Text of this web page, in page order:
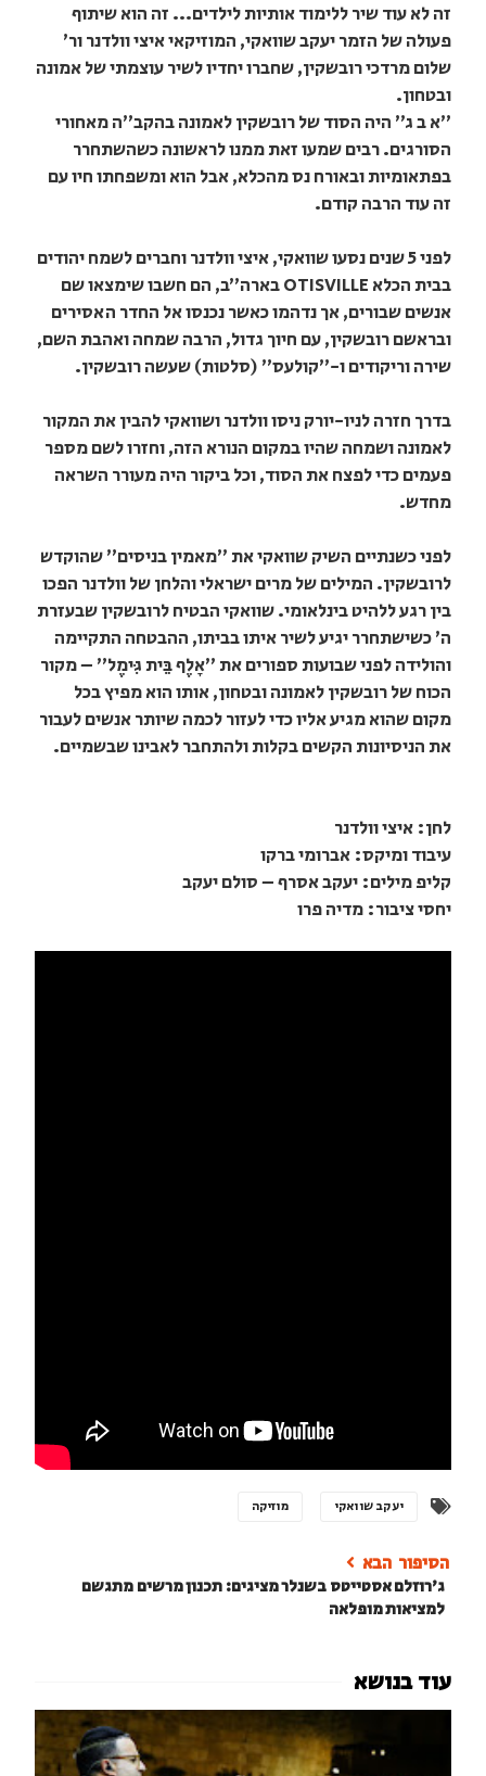
זה לא עוד שיר ללימוד אותיות לילדים... זה הוא שיתוף
פעולה של הזמר יעקב שוואקי, המוזיקאי איצי וולדנר ור׳
שלום מרדכי רובשקין, שחברו יחדיו לשיר עוצמתי של אמונה
ובטחון.
״א ב ג״ היה הסוד של רובשקין לאמונה בהקב״ה מאחורי
הסורגים. רבים שמעו זאת ממנו לראשונה כשהשתחרר
בפתאומיות ובאורח נס מהכלא, אבל הוא ומשפחתו חיו עם
זה עוד הרבה קודם.
לפני 5 שנים נסעו שוואקי, איצי וולדנר וחברים לשמח יהודים
בבית הכלא OTISVILLE בארה״ב, הם חשבו שימצאו שם
אנשים שבורים, אך נדהמו כאשר נכנסו אל החדר האסירים
ובראשם רובשקין, עם חיוך גדול, הרבה שמחה ואהבת השם,
שירה וריקודים ו-״קולעס״ (סלטות) שעשה רובשקין.
בדרך חזרה לניו-יורק ניסו וולדנר ושוואקי להבין את המקור
לאמונה ושמחה שהיו במקום הנורא הזה, וחזרו לשם מספר
פעמים כדי לפצח את הסוד, וכל ביקור היה מעורר השראה
מחדש.
לפני כשנתיים השיק שוואקי את ״מאמין בניסים״ שהוקדש
לרובשקין. המילים של מרים ישראלי והלחן של וולדנר הפכו
בין רגע ללהיט בינלאומי. שוואקי הבטיח לרובשקין שבעזרת
ה׳ כשישתחרר יגיע לשיר איתו בביתו, ההבטחה התקיימה
והולידה לפני שבועות ספורים את ״אָלֶף בֵּית גִּימֶל״ – מקור
הכוח של רובשקין לאמונה ובטחון, אותו הוא מפיץ בכל
מקום שהוא מגיע אליו כדי לעזור לכמה שיותר אנשים לעבור
את הניסיונות הקשים בקלות ולהתחבר לאבינו שבשמיים.
לחן: איצי וולדנר
עיבוד ומיקס: אברומי ברקו
קליפ מילים: יעקב אסרף – סולם יעקב
יחסי ציבור: מדיה פרו
יעקב שוואקי מוזיקה
ג'רוזלם אסטייטס בשנלר מציגים: תכנון מרשים מתגשם
למציאות מופלאה